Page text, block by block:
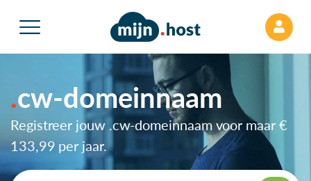
cw-domeinnaam
Registreer jouw .cw-domeinnaam voor maar €
133,99 per jaar.